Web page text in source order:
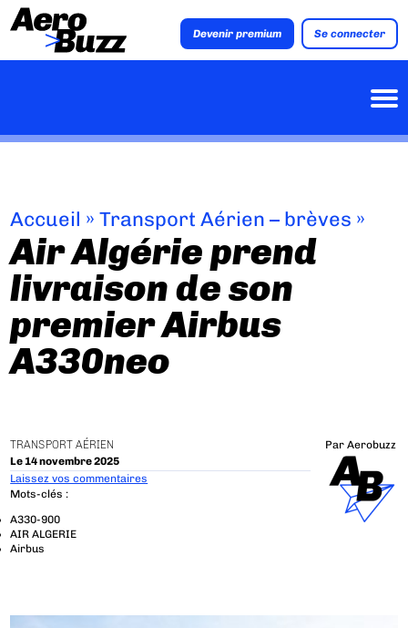
Devenir premium Se connecter
Accueil »Transport Aérien – brèves »
Air Algérie prend
livraison de son
premier Airbus
A330neo
TRANSPORT AÉRIEN
Le 14 novembre 2025
Par Aerobuzz
Laissez vos commentaires
Mots-clés :
A330-900
AIR ALGERIE
Airbus